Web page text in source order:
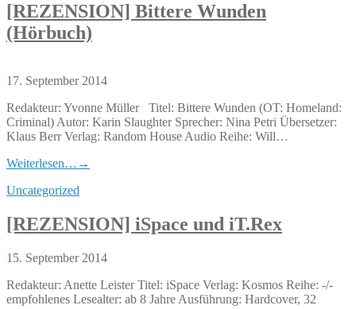
[REZENSION] Bittere Wunden
(Hörbuch)
17. September 2014
Redakteur: Yvonne Müller Titel: Bittere Wunden (OT: Homeland:
Criminal) Autor: Karin Slaughter Sprecher: Nina Petri Übersetzer:
Klaus Berr Verlag: Random House Audio Reihe: Will…
Weiterlesen… →
Uncategorized
[REZENSION] iSpace und iT.Rex
15. September 2014
Redakteur: Anette Leister Titel: iSpace Verlag: Kosmos Reihe: -/-
empfohlenes Lesealter: ab 8 Jahre Ausführung: Hardcover, 32